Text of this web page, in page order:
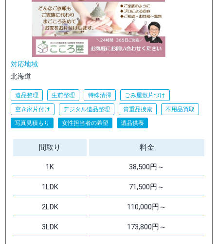
対応地域
北海道
遺品整理 生前整理 特殊清掃 ごみ屋敷片づけ
空き家片付け デジタル遺品整理 貴重品捜索
不用品買取
写真見積もり
女性担当者の希望 遺品供養
間取り 料金
1K 38,500円～
1LDK 71,500円～
2LDK 110,000円～
3LDK 173,800円～